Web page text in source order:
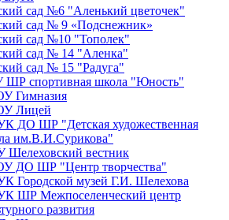
сад №6 "Аленький цветочек"
сад № 9 «Подснежник»
сад №10 "Тополек"
сад № 14 "Аленка"
сад № 15 "Радуга"
спортивная школа "Юность"
Гимназия
Лицей
ДО ШР "Детская художественная
им.В.И.Сурикова"
вестник
ДО ШР "Центр творчества"
Городской музей Г.И. Шелехова
ШР Межпоселенческий центр
развития